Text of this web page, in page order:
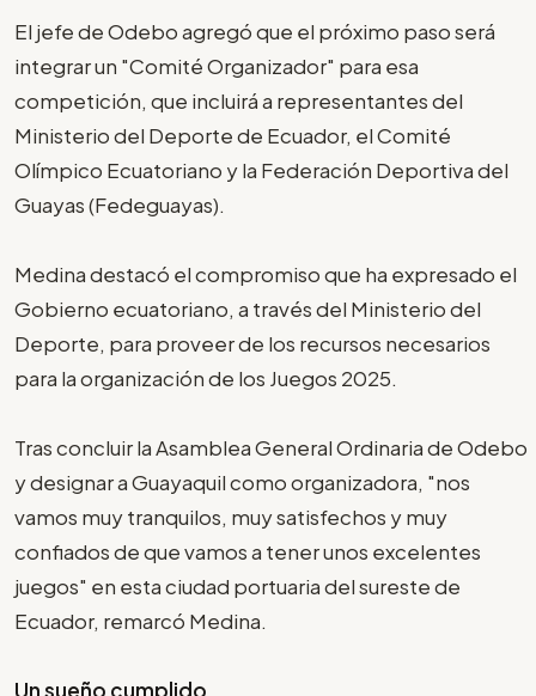
El jefe de Odebo agregó que el próximo paso será
integrar un "Comité Organizador" para esa
competición, que incluirá a representantes del
Ministerio del Deporte de Ecuador, el Comité
Olímpico Ecuatoriano y la Federación Deportiva del
Guayas (Fedeguayas).
Medina destacó el compromiso que ha expresado el
Gobierno ecuatoriano, a través del Ministerio del
Deporte, para proveer de los recursos necesarios
para la organización de los Juegos 2025.
Tras concluir la Asamblea General Ordinaria de Odebo
y designar a Guayaquil como organizadora, "nos
vamos muy tranquilos, muy satisfechos y muy
confiados de que vamos a tener unos excelentes
juegos" en esta ciudad portuaria del sureste de
Ecuador, remarcó Medina.
Un sueño cumplido